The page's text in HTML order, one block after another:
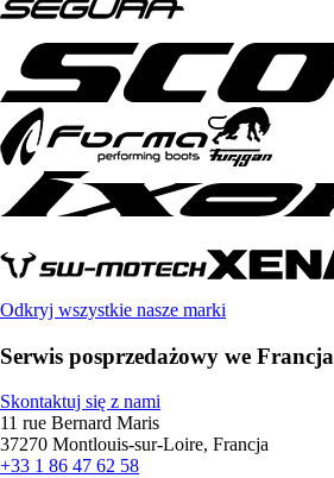
Odkryj wszystkie nasze marki
Serwis posprzedażowy we Francja
Skontaktuj się z nami
11 rue Bernard Maris
37270 Montlouis-sur-Loire, Francja
+33 1 86 47 62 58